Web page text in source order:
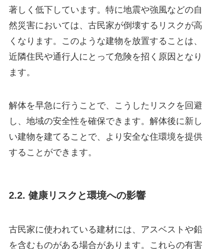
著しく低下しています。特に地震や強風などの自
然災害においては、古民家が倒壊するリスクが高
くなります。このような建物を放置することは、
近隣住民や通行人にとって危険を招く原因となり
ます。
解体を早急に行うことで、こうしたリスクを回避
し、地域の安全性を確保できます。解体後に新し
い建物を建てることで、より安全な住環境を提供
することができます。
2.2. 健康リスクと環境への影響
古民家に使われている建材には、アスベストや鉛
を含むものがある場合があります。これらの有害